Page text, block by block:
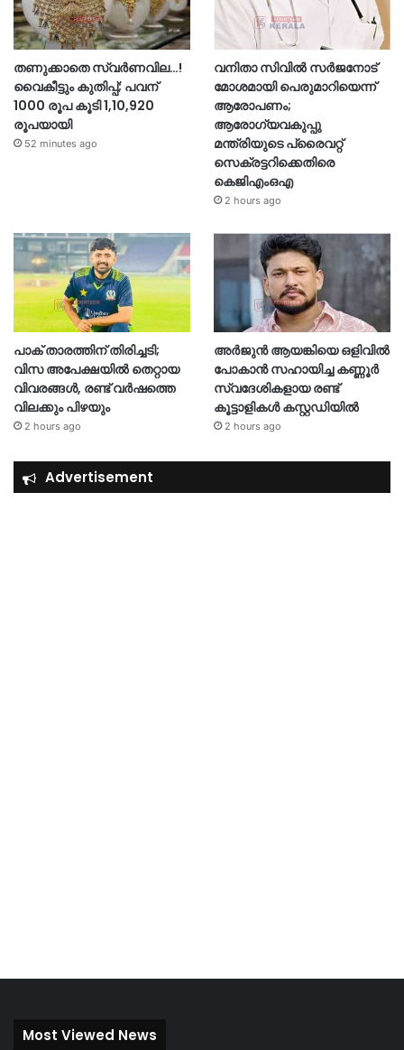
തണുക്കാതെ സ്വർണവില…!
വൈകീട്ടും കുതിപ്പ്; പവന്
1000 രൂപ കൂടി 1,10,920
രൂപയായി
52 minutes ago
വനിതാ സിവിൽ സർജനോട്
മോശമായി പെരുമാറിയെന്ന്
ആരോപണം;
ആരോഗ്യവകുപ്പു
മന്ത്രിയുടെ പ്രൈവറ്റ്
സെക്രട്ടറിക്കെതിരെ
കെജിഎംഒഎ
2 hours ago
പാക് താരത്തിന് തിരിച്ചടി;
വിസ അപേക്ഷയിൽ തെറ്റായ
വിവരങ്ങൾ, രണ്ട് വർഷത്തെ
വിലക്കും പിഴയും
2 hours ago
അർജുൻ ആയങ്കിയെ ഒളിവില്‍
പോകാൻ സഹായിച്ച കണ്ണൂർ
സ്വദേശികളായ രണ്ട്
കൂട്ടാളികൾ കസ്റ്റഡിയിൽ
2 hours ago
Advertisement
Most Viewed News